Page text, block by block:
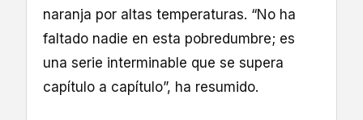
naranja por altas temperaturas. “No ha
faltado nadie en esta pobredumbre; es
una serie interminable que se supera
capítulo a capítulo”, ha resumido.